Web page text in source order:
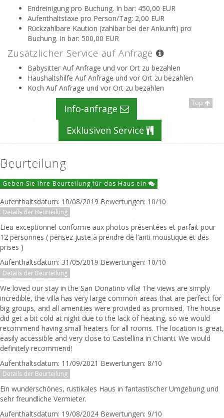
Endreinigung pro Buchung. In bar: 450,00 EUR
Aufenthaltstaxe pro Person/Tag: 2,00 EUR
Rückzahlbare Kaution (zahlbar bei der Ankunft) pro
Buchung. In bar: 500,00 EUR
Zusätzlicher Service auf Anfrage
Babysitter Auf Anfrage und vor Ort zu bezahlen
Haushaltshilfe Auf Anfrage und vor Ort zu bezahlen
Koch Auf Anfrage und vor Ort zu bezahlen
Top
Info-anfrage
Exklusiven Service
Beurteilung
Geben Sie Ihre Beurteilung für das Haus ein
Aufenthaltsdatum: 10/08/2019 Bewertungen: 10/10
Details der Beurteilung
Lieu exceptionnel conforme aux photos présentées et parfait pour
12 personnes ( pensez juste à prendre de l’anti moustique et des
prises )
Aufenthaltsdatum: 31/05/2019 Bewertungen: 10/10
Details der Beurteilung
We loved our stay in the San Donatino villa! The views are simply
incredible, the villa has very large common areas that are perfect for
big groups, and all amenities were provided as promised. The house
did get a bit cold at night due to the lack of heating, so we would
recommend having small heaters for all rooms. The location is great,
easily accessible and very close to Castellina in Chianti. We would
definitely recommend!
Aufenthaltsdatum: 11/09/2021 Bewertungen: 8/10
Details der Beurteilung
Ein wunderschönes, rustikales Haus in fantastischer Umgebung und
sehr freundliche Vermieter.
Aufenthaltsdatum: 19/08/2024 Bewertungen: 9/10